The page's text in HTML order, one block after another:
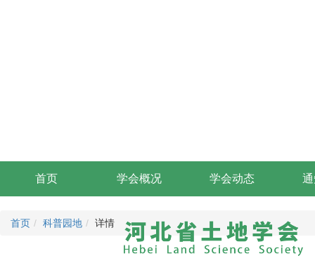
首页 学会概况 学会动态
首页 科普园地 详情